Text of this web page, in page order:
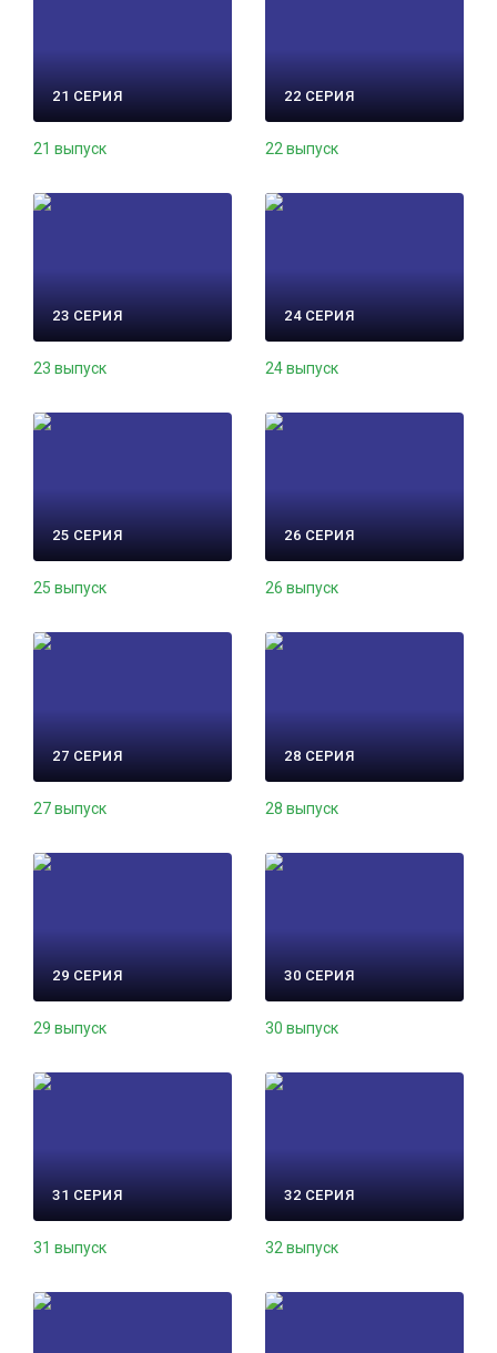
21 СЕРИЯ
21 выпуск
22 СЕРИЯ
22 выпуск
23 СЕРИЯ
23 выпуск
24 СЕРИЯ
24 выпуск
25 СЕРИЯ
25 выпуск
26 СЕРИЯ
26 выпуск
27 СЕРИЯ
27 выпуск
28 СЕРИЯ
28 выпуск
29 СЕРИЯ
29 выпуск
30 СЕРИЯ
30 выпуск
31 СЕРИЯ
31 выпуск
32 СЕРИЯ
32 выпуск